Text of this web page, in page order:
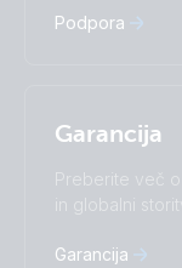
Podpora
Garancija
Preberite več o
in globalni
Garancija